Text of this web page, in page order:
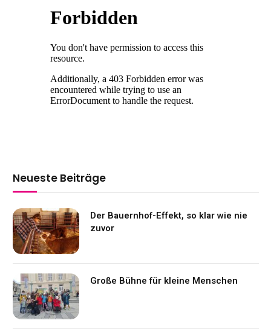
Neueste Beiträge
Der Bauernhof-Effekt, so klar wie nie
zuvor
Große Bühne für kleine Menschen